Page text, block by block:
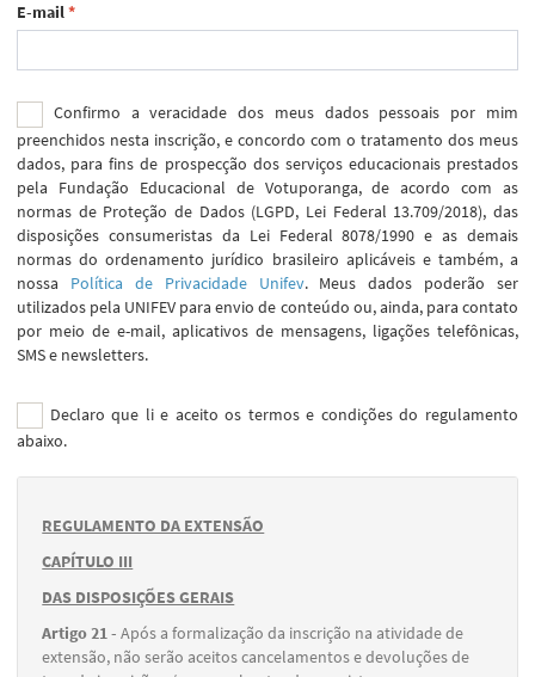
E-mail*
Confirmo a veracidade dos meus dados pessoais por mim
preenchidos nesta inscrição, e concordo com o tratamento dos meus
dados, para fins de prospecção dos serviços educacionais prestados
pela Fundação Educacional de Votuporanga, de acordo com as
normas de Proteção de Dados (LGPD, Lei Federal 13.709/2018), das
disposições consumeristas da Lei Federal 8078/1990 e as demais
normas do ordenamento jurídico brasileiro aplicáveis e também, a
nossa Política de Privacidade Unifev. Meus dados poderão ser
utilizados pela UNIFEV para envio de conteúdo ou, ainda, para contato
por meio de e-mail, aplicativos de mensagens, ligações telefônicas,
SMS e newsletters.
Declaro que li e aceito os termos e condições do regulamento
abaixo.
REGULAMENTO DA EXTENSÃO
CAPÍTULO III
DAS DISPOSIÇÕES GERAIS
Artigo 21 -Após a formalização da inscrição na atividade de
extensão, não serão aceitos cancelamentos e devoluções de